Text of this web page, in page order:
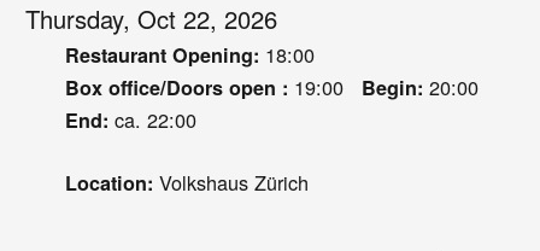
Thursday, Oct 22, 2026
Restaurant Opening: 18:00
Box office/Doors open : 19:00 Begin: 20:00
End: ca. 22:00
Location: Volkshaus Zürich